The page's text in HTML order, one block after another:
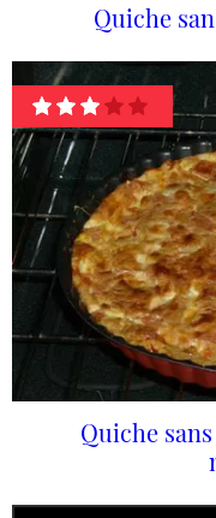
Quiche
Quiche